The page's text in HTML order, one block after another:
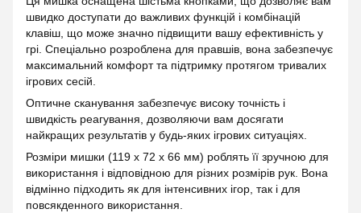
швидко доступати до важливих функцій і комбінацій
клавіш, що може значно підвищити вашу ефективність у
грі. Спеціально розроблена для правшів, вона забезпечує
максимальний комфорт та підтримку протягом тривалих
ігрових сесій.
Оптичне сканування забезпечує високу точність і
швидкість реагування, дозволяючи вам досягати
найкращих результатів у будь-яких ігрових ситуаціях.
Розміри мишки (119 x 72 x 66 мм) роблять її зручною для
використання і відповідною для різних розмірів рук. Вона
відмінно підходить як для інтенсивних ігор, так і для
повсякденного використання.